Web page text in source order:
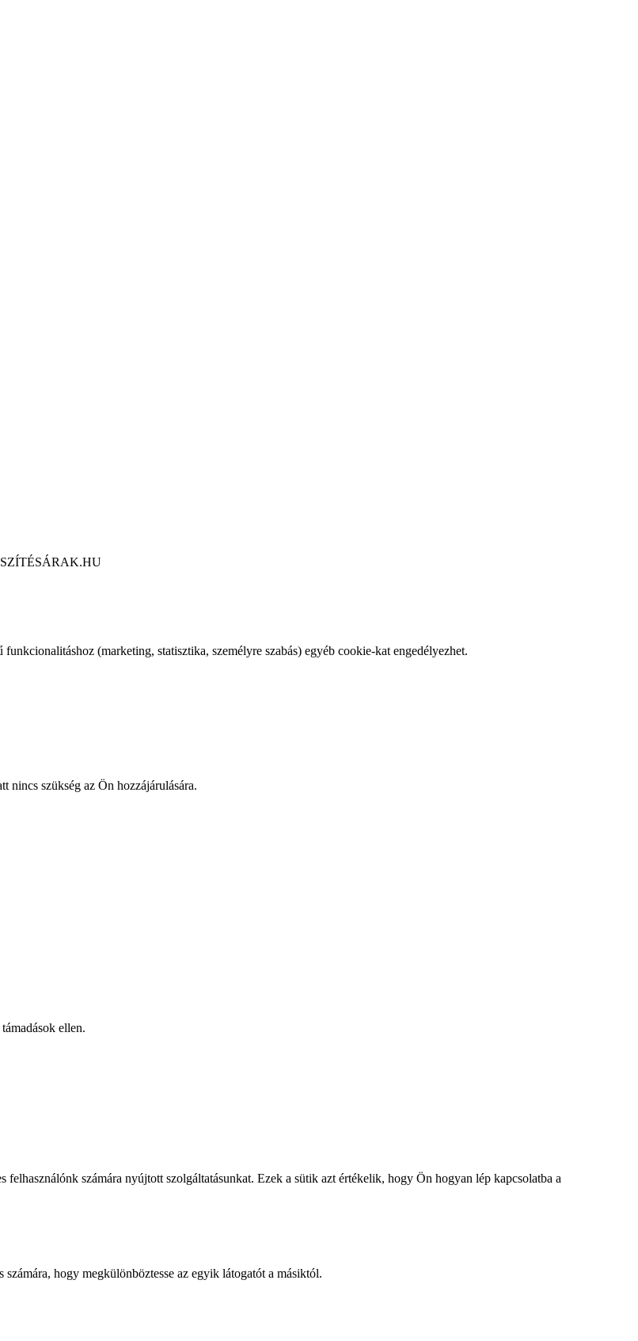
(marketing, statisztika, személyre szabás) egyéb cookie-kat engedélyezhet.
nincs szükség az Ön hozzájárulására.
ellen.
számára nyújtott szolgáltatásunkat. Ezek a sütik azt értékelik, hogy Ön hogyan lép kapcsolatba a
hogy megkülönböztesse az egyik látogatót a másiktól.